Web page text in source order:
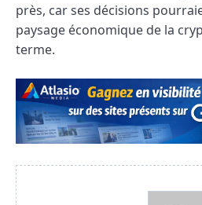
près, car ses décisions
paysage économique de la
terme.